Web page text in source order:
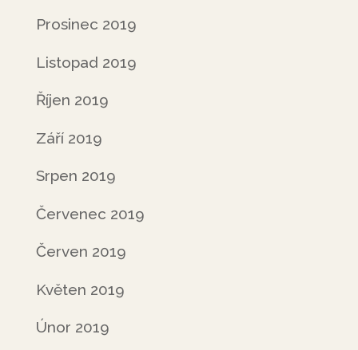
Prosinec 2019
Listopad 2019
Říjen 2019
Září 2019
Srpen 2019
Červenec 2019
Červen 2019
Květen 2019
Únor 2019